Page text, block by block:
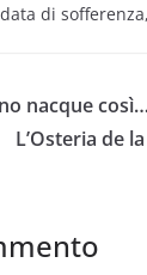
di
nacque
L’Osteria de